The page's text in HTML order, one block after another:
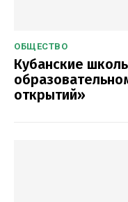
ОБЩЕСТВО
Кубанские
открытий»